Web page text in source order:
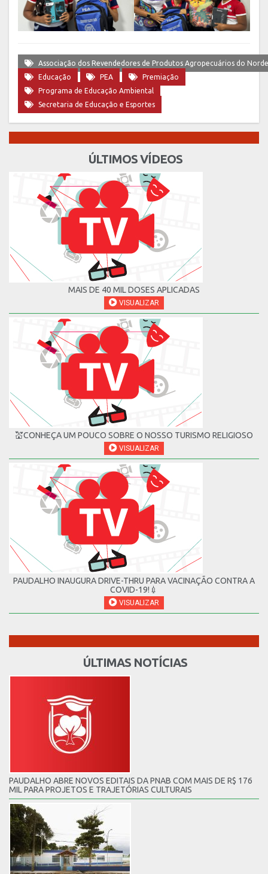
Associação dos Revendedores de Produtos Agropecuários do
Educação
PEA
Premiação
Programa de Educação Ambiental
Secretaria de Educação e Esportes
ÚLTIMOS VÍDEOS
MAIS DE 40 MIL DOSES APLICADAS
VISUALIZAR
💒CONHEÇA UM POUCO SOBRE O NOSSO TURISMO RELIGIOSO
VISUALIZAR
PAUDALHO INAUGURA DRIVE-THRU PARA VACINAÇÃO CONTRA A
COVID-19!💉
VISUALIZAR
ÚLTIMAS NOTÍCIAS
PAUDALHO ABRE NOVOS EDITAIS DA PNAB COM MAIS DE R$ 176
MIL PARA PROJETOS E TRAJETÓRIAS CULTURAIS